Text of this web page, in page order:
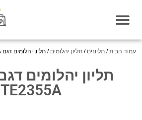
עמוד הבית/ תליונים / תליון יהלומים / תליון יהלומים דגם OVALL TE2355A
TE2355A